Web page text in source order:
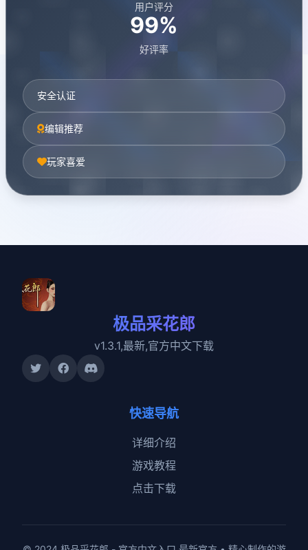
用户评分
99%
好评率
安全认证
编辑推荐
玩家喜爱
极品采花郎
v1.3.1,最新,官方中文下载
快速导航
详细介绍
游戏教程
点击下载